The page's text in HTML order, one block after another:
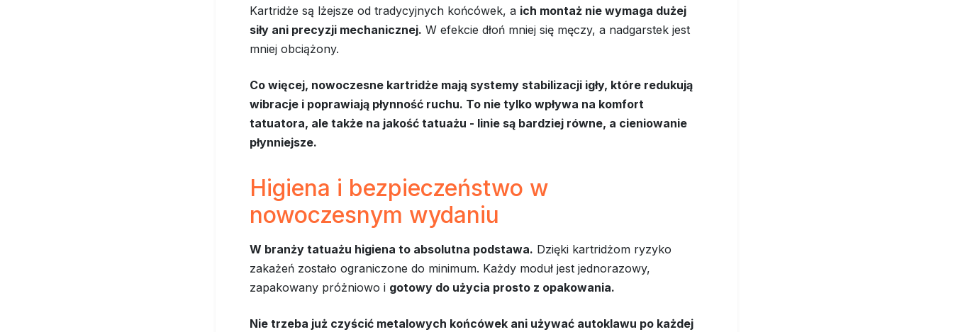
Kartridże są lżejsze od tradycyjnych końcówek, a ich montaż nie wymaga dużej
siły ani precyzji mechanicznej. W efekcie dłoń mniej się męczy, a nadgarstek jest
mniej obciążony.
Co więcej, nowoczesne kartridże mają systemy stabilizacji igły, które redukują
wibracje i poprawiają płynność ruchu. To nie tylko wpływa na komfort
tatuatora, ale także na jakość tatuażu - linie są bardziej równe, a cieniowanie
płynniejsze.
Higiena i bezpieczeństwo w
nowoczesnym wydaniu
W branży tatuażu higiena to absolutna podstawa. Dzięki kartridżom ryzyko
zakażeń zostało ograniczone do minimum. Każdy moduł jest jednorazowy,
zapakowany próżniowo i gotowy do użycia prosto z opakowania.
Nie trzeba już czyścić metalowych końcówek ani używać autoklawu po każdej